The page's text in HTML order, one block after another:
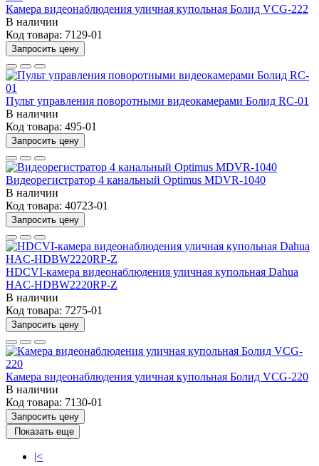
Камера видеонаблюдения уличная купольная Болид VCG-222
В наличии
Код товара: 7129-01
Запросить цену
Пульт управления поворотными видеокамерами Болид RC-01
В наличии
Код товара: 495-01
Запросить цену
Видеорегистратор 4 канальный Optimus MDVR-1040
В наличии
Код товара: 40723-01
Запросить цену
HDCVI-камера видеонаблюдения уличная купольная Dahua
HAC-HDBW2220RP-Z
В наличии
Код товара: 7275-01
Запросить цену
Камера видеонаблюдения уличная купольная Болид VCG-220
В наличии
Код товара: 7130-01
Запросить цену
Показать еще
|<